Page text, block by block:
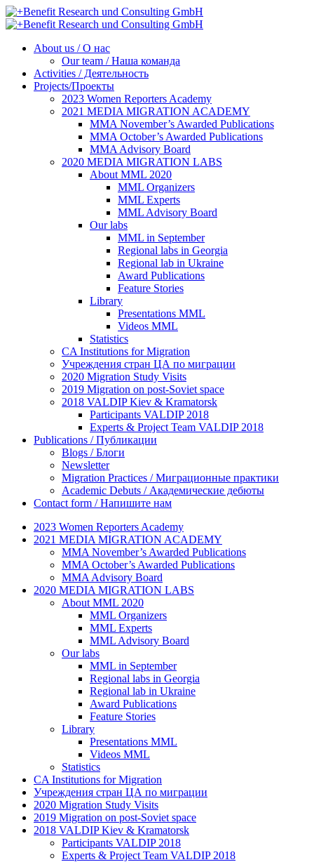
About us / О нас
Our team / Наша команда
Activities / Деятельность
Projects/Проекты
2023 Women Reporters Academy
2021 MEDIA MIGRATION ACADEMY
MMA November’s Awarded Publications
MMA October’s Awarded Publications
MMA Advisory Board
2020 MEDIA MIGRATION LABS
About MML 2020
MML Organizers
MML Experts
MML Advisory Board
Our labs
ММL in September
Regional labs in Georgia
Regional lab in Ukraine
Award Publications
Feature Stories
Library
Presentations MML
Videos MML
Statistics
CA Institutions for Migration
Учреждения стран ЦА по миграции
2020 Migration Study Visits
2019 Migration on post-Soviet space
2018 VALDIP Kiev & Kramatorsk
Participants VALDIP 2018
Experts & Project Team VALDIP 2018
Publications / Публикации
Blogs / Блоги
Newsletter
Migration Practices / Миграционные практики
Academic Debuts / Академические дебюты
Contact form / Напишите нам
2023 Women Reporters Academy
2021 MEDIA MIGRATION ACADEMY
MMA November’s Awarded Publications
MMA October’s Awarded Publications
MMA Advisory Board
2020 MEDIA MIGRATION LABS
About MML 2020
MML Organizers
MML Experts
MML Advisory Board
Our labs
ММL in September
Regional labs in Georgia
Regional lab in Ukraine
Award Publications
Feature Stories
Library
Presentations MML
Videos MML
Statistics
CA Institutions for Migration
Учреждения стран ЦА по миграции
2020 Migration Study Visits
2019 Migration on post-Soviet space
2018 VALDIP Kiev & Kramatorsk
Participants VALDIP 2018
Experts & Project Team VALDIP 2018